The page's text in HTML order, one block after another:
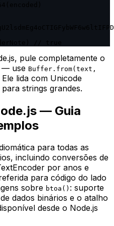
pule completamente o
— use Buffer.from(text,
Ele lida com Unicode
strings grandes.
— Guia
para todas as
incluindo conversões de
por anos e
para código do lado
sobre btoa() : suporte
dados binários e o atalho
desde o Node.js